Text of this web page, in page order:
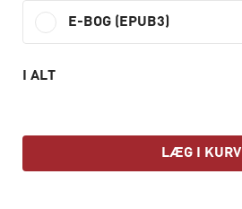
E-BOG (EPUB3)
I ALT
LÆG I KURV